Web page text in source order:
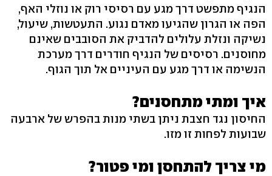
הנגיף מתפשט דרך מגע עם רסיסי רוק או נוזלי האף,
הפה או הגרון שהגיעו מאדם נגוע. התעטשות, שיעול,
נשיקה ונזלת עלולים להדביק את הסובבים שאינם
מחוסנים. רסיסים של הנגיף חודרים דרך מערכת
הנשימה או דרך מגע עם העיניים אל תוך הגוף.
איך ומתי מתחסנים?
החיסון נגד חצבת ניתן בשתי מנות בהפרש של ארבעה
שבועות לפחות זו מזו.
מי צריך להתחסן ומי פטור?